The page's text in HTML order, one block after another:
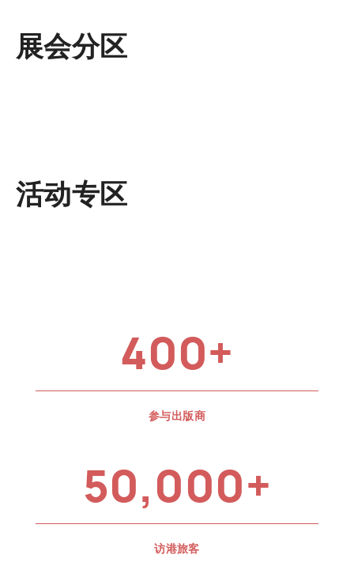
展会分区
活动专区
400+
参与出版商
50,000+
访港旅客